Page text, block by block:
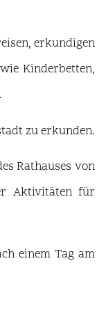
erkundigen
Kinderbetten,
zu erkunden.
Rathauses von
Aktivitäten für
einem Tag am